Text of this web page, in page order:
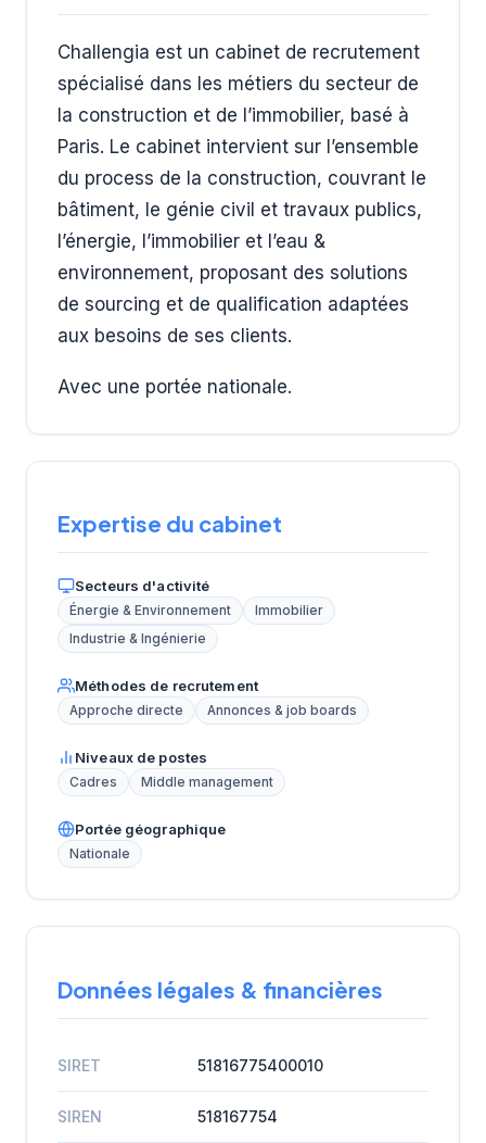
Challengia est un cabinet de recrutement
spécialisé dans les métiers du secteur de
la construction et de l’immobilier, basé à
Paris. Le cabinet intervient sur l’ensemble
du process de la construction, couvrant le
bâtiment, le génie civil et travaux publics,
l’énergie, l’immobilier et l’eau &
environnement, proposant des solutions
de sourcing et de qualification adaptées
aux besoins de ses clients.
Avec une portée nationale.
Expertise du cabinet
Secteurs d'activité
Énergie & Environnement
Immobilier
Industrie & Ingénierie
Méthodes de recrutement
Approche directe Annonces & job boards
Niveaux de postes
Cadres Middle management
Portée géographique
Nationale
Données légales & financières
SIRET 51816775400010
SIREN 518167754